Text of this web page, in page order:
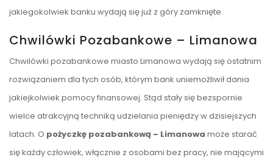
jakiegokolwiek banku wydają się już z góry zamknięte.
Chwilówki Pozabankowe – Limanowa
Chwilówki pozabankowe miasto Limanowa wydają się ostatnim
rozwiązaniem dla tych osób, którym bank uniemożliwił dania
jakiejkolwiek pomocy finansowej. Stąd stały się bezspornie
wielce atrakcyjną techniką udzielania pieniędzy w dzisiejszych
latach. O pożyczkę pozabankową – Limanowa może starać
się każdy człowiek, włącznie z osobami bez pracy, nie mającymi